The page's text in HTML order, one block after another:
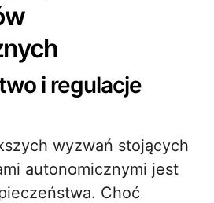
i regulacje
wyzwań stojących
autonomicznymi jest
Choć